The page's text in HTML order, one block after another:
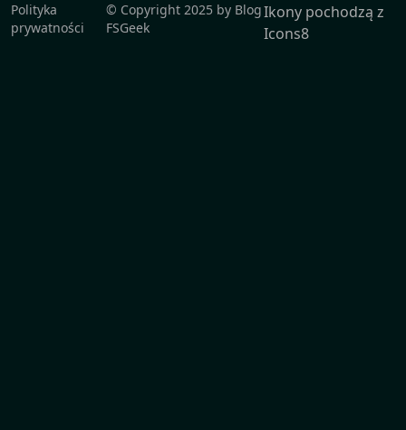
Polityka
prywatności
© Copyright2025 by Blog
FSGeek
Ikony pochodzą z
Icons8